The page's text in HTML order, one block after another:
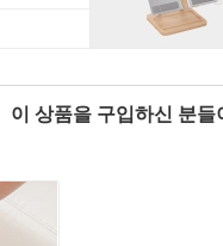
이 상품을 구입하신 분